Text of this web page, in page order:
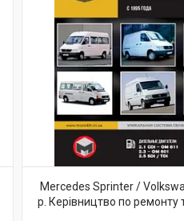
Mercedes Sprinter /
р. Керівництво по ремонту